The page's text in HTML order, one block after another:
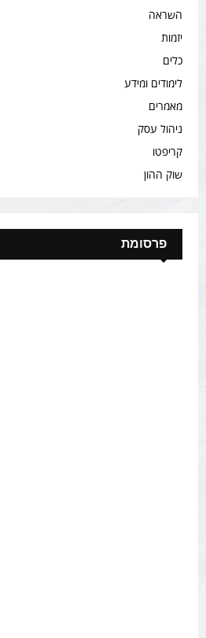
השראה
יזמות
כלים
לימודים ומידע
מאמרים
ניהול עסק
קריפטו
שוק ההון
פרסומת